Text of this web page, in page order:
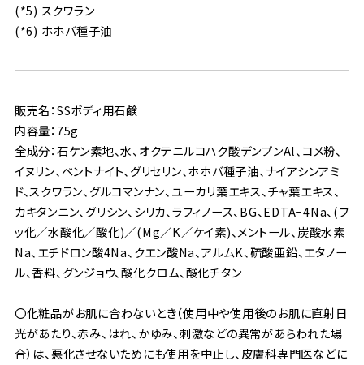
(*5) スクワラン
(*6) ホホバ種子油
販売名：SSボディ用石鹸
内容量：75g
全成分：石ケン素地、水、オクテニルコハク酸デンプンAl、コメ粉、
イヌリン、ベントナイト、グリセリン、ホホバ種子油、ナイアシンアミ
ド、スクワラン、グルコマンナン、ユーカリ葉エキス、チャ葉エキス、
カキタンニン、グリシン、シリカ、ラフィノース、BG、EDTA−4Na、(フ
ッ化／水酸化／酸化)／(Mg／K／ケイ素)、メントール、炭酸水素
Na、エチドロン酸4Na、クエン酸Na、アルムK、硫酸亜鉛、エタノー
ル、香料、グンジョウ、酸化クロム、酸化チタン
〇化粧品がお肌に合わないとき（使用中や使用後のお肌に直射日
光があたり、赤み、はれ、かゆみ、刺激などの異常があらわれた場
合）は、悪化させないためにも使用を中止し、皮膚科専門医などに